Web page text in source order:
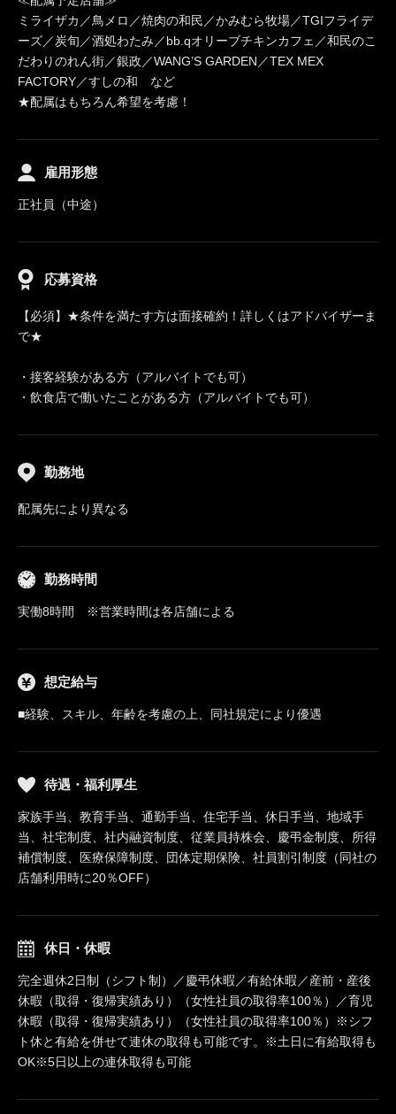
ミライザカ／鳥メロ／焼肉の和民／かみむら牧場／TGIフライデ
ーズ／炭旬／酒処わたみ／bb.qオリーブチキンカフェ／和民のこ
だわりのれん街／銀政／WANG’S GARDEN／TEX MEX
FACTORY／すしの和 など
★配属はもちろん希望を考慮！
雇用形態
正社員（中途）
応募資格
【必須】★条件を満たす方は面接確約！詳しくはアドバイザーま
で★
・接客経験がある方（アルバイトでも可）
・飲食店で働いたことがある方（アルバイトでも可）
勤務地
配属先により異なる
勤務時間
実働8時間 ※営業時間は各店舗による
想定給与
■経験、スキル、年齢を考慮の上、同社規定により優遇
待遇・福利厚生
家族手当、教育手当、通勤手当、住宅手当、休日手当、地域手
当、社宅制度、社内融資制度、従業員持株会、慶弔金制度、所得
補償制度、医療保障制度、団体定期保険、社員割引制度（同社の
店舗利用時に20％OFF）
休日・休暇
完全週休2日制（シフト制）／慶弔休暇／有給休暇／産前・産後
休暇（取得・復帰実績あり）（女性社員の取得率100％）／育児
休暇（取得・復帰実績あり）（女性社員の取得率100％）※シフ
ト休と有給を併せて連休の取得も可能です。※土日に有給取得も
OK※5日以上の連休取得も可能